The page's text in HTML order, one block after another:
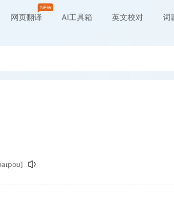
网页翻译 AI工具箱 英文校对 词